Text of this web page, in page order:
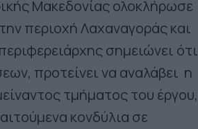
Μακεδονίας ολοκλήρωσε
περιοχή Λαχαναγοράς και
σημειώνει ότι
προτείνει να αναλάβει η
τμήματος του έργου,
κονδύλια σε